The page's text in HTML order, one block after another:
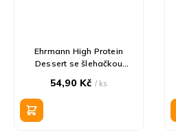
Ehrmann High Protein
Dessert se šlehačkou
54,90 Kč/ ks